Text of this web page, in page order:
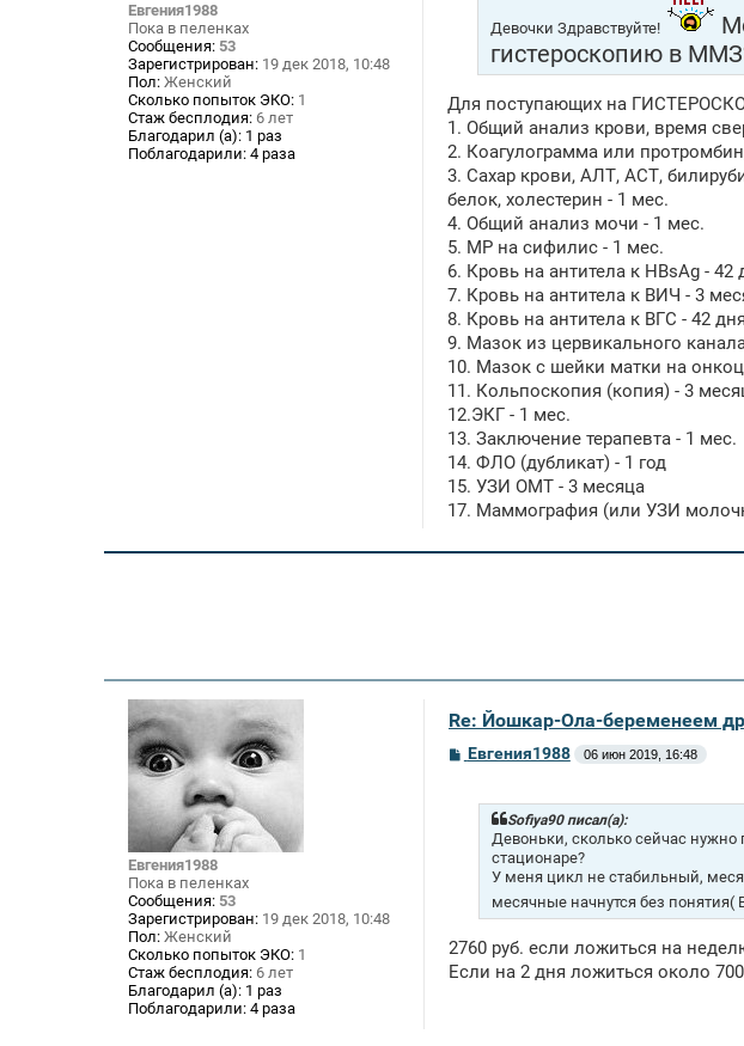
Евгения1988
Пока в пеленках
Сообщения: 53
Зарегистрирован: 19 дек 2018, 10:48
Пол: Женский
Сколько попыток ЭКО: 1
Стаж бесплодия: 6 лет
Благодарил (а): 1 раз
Поблагодарили: 4 раза
Девочки Здравствуйте!
гистероскопию в
Для поступающих на
1. Общий анализ крови, время
2. Коагулограмма или
3. Сахар крови, АЛТ, АСТ,
белок, холестерин - 1 мес.
4. Общий анализ мочи - 1 мес.
5. МР на сифилис - 1 мес.
6. Кровь на антитела к HBsAg - 42
7. Кровь на антитела к ВИЧ - 3
8. Кровь на антитела к ВГС - 42 дня
9. Мазок из цервикального
10. Мазок с шейки матки на
11. Кольпоскопия (копия) - 3
12.ЭКГ - 1 мес.
13. Заключение терапевта - 1 мес.
14. ФЛО (дубликат) - 1 год
15. УЗИ ОМТ - 3 месяца
17. Маммография (или УЗИ
Евгения1988
Пока в пеленках
Сообщения: 53
Зарегистрирован: 19 дек 2018, 10:48
Пол: Женский
Сколько попыток ЭКО: 1
Стаж бесплодия: 6 лет
Благодарил (а): 1 раз
Поблагодарили: 4 раза
Re: Йошкар-Ола-беременеем
СЕвгения1988 06 июн 2019, 16:48
Sofiya90 писал(а):
Девоньки, сколько сейчас
стационаре?
У меня цикл не стабильный,
месячные начнутся без
2760 руб. если ложиться на
Если на 2 дня ложиться около